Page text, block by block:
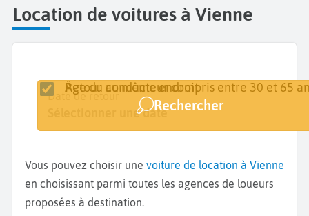
Location de voitures à Vienne
Lieu de retrait
Date de retrait
Sélectionner une date
Date de retour
Sélectionner une date
Retour au même endroit
Âge du conducteur compris entre 30 et 65
Rechercher
Vous pouvez choisir une voiture de location à Vienne
en choisissant parmi toutes les agences de loueurs
proposées à destination.